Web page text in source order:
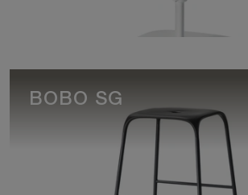
BOBO SG